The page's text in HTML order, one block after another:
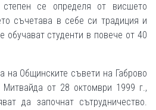
се определя от висшето
съчетава в себе си традиция и
обучават студенти в повече от 40
на Общинските съвети на Габрово
от 28 октомври 1999 г.,
да започнат сътрудничество.